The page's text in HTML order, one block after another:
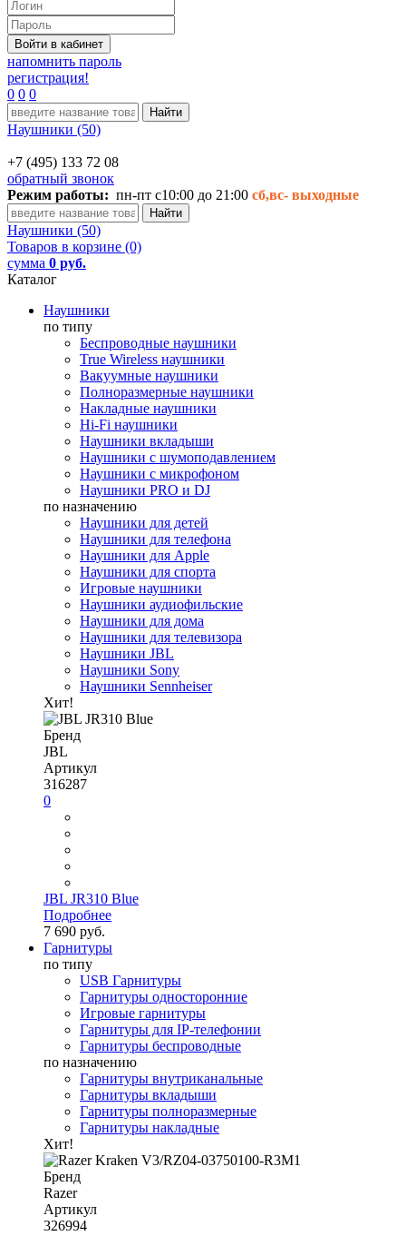
напомнить пароль
регистрация!
0 0 0
Наушники (50)
+7 (495) 133 72 08
обратный звонок
Режим работы: пн-пт с10:00 до 21:00 сб,вс- выходные
Наушники (50)
Товаров в корзине (0)
сумма 0 руб.
Каталог
Наушники
по типу
Беспроводные наушники
True Wireless наушники
Вакуумные наушники
Полноразмерные наушники
Накладные наушники
Hi-Fi наушники
Наушники вкладыши
Наушники с шумоподавлением
Наушники с микрофоном
Наушники PRO и DJ
по назначению
Наушники для детей
Наушники для телефона
Наушники для Apple
Наушники для спорта
Игровые наушники
Наушники аудиофильские
Наушники для дома
Наушники для телевизора
Наушники JBL
Наушники Sony
Наушники Sennheiser
Хит!
Бренд
JBL
Артикул
316287
0
JBL JR310 Blue
Подробнее
7 690 руб.
Гарнитуры
по типу
USB Гарнитуры
Гарнитуры односторонние
Игровые гарнитуры
Гарнитуры для IP-телефонии
Гарнитуры беспроводные
по назначению
Гарнитуры внутриканальные
Гарнитуры вкладыши
Гарнитуры полноразмерные
Гарнитуры накладные
Хит!
Бренд
Razer
Артикул
326994